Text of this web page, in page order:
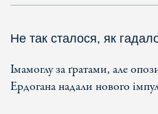
Не так сталося, як
Імамоглу за ґратами, але
Ердогана надали нового